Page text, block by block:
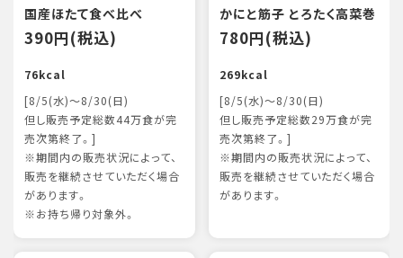
国産ほたて食べ比べ
390円(税込)
76kcal
[8/5(水)～8/30(日)
但し販売予定総数44万食が完
売次第終了。]
※期間内の販売状況によって、
販売を継続させていただく場合
があります。
※お持ち帰り対象外。
かにと筋子 とろたく高菜巻
780円(税込)
269kcal
[8/5(水)～8/30(日)
但し販売予定総数29万食が完
売次第終了。]
※期間内の販売状況によって、
販売を継続させていただく場合
があります。